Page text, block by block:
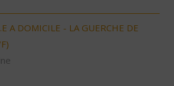
A DOMICILE - LA GUERCHE DE